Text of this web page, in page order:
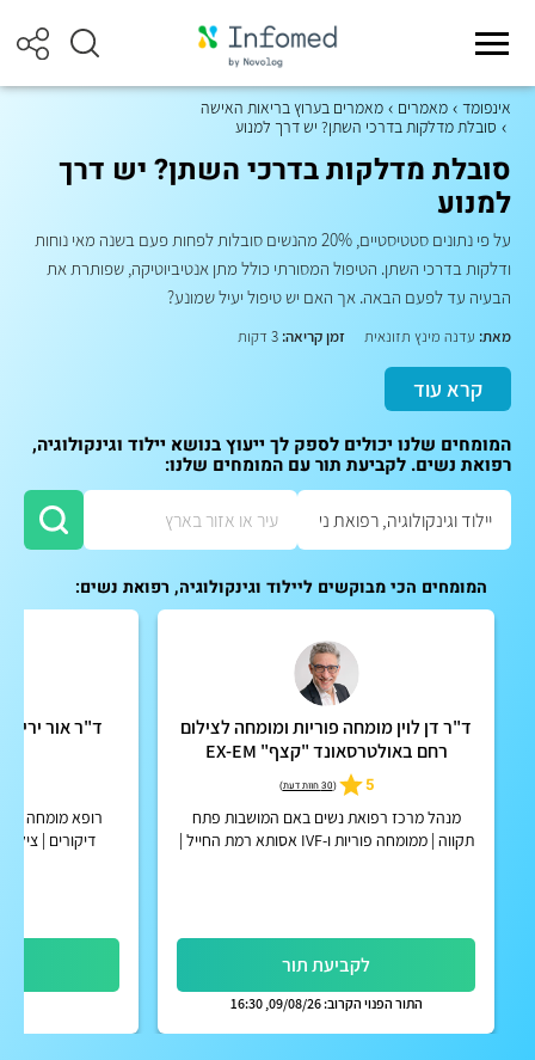
אינפומד מאמרים
מאמרים בערוץ בריאות האישה
סובלת מדלקות בדרכי השתן? יש דרך למנוע
סובלת מדלקות בדרכי השתן? יש דרך
למנוע
על פי נתונים סטטיסטיים, 20% מהנשים סובלות לפחות פעם בשנה מאי נוחות
ודלקות בדרכי השתן. הטיפול המסורתי כולל מתן אנטיביוטיקה, שפותרת את
הבעיה עד לפעם הבאה. אך האם יש טיפול יעיל שמונע?
מאת: עדנה מינץ תזונאית זמן קריאה:
קרא עוד
המומחים שלנו יכולים לספק לך ייעוץ בנושא יילוד וגינקולוגיה,
רפואת נשים. לקביעת תור עם המומחים שלנו:
המומחים הכי מבוקשים ליילוד וגינקולוגיה, רפואת נשים:
ד"ר דן לוין מומחה פוריות ומומחה לצילום
רחם באולטרסאונד "קצף" EX-EM
5
(30 חוות דעת )
מנהל מרכז רפואת נשים באם המושבות פתח
תקווה | ממומחה פוריות ו-IVF אסותא רמת החייל |
לקביעת תור
התור הפנוי הקרוב: 09/08/26, 16:30
ד"ר אור
רופא מומחה
דיקורים | צילומי